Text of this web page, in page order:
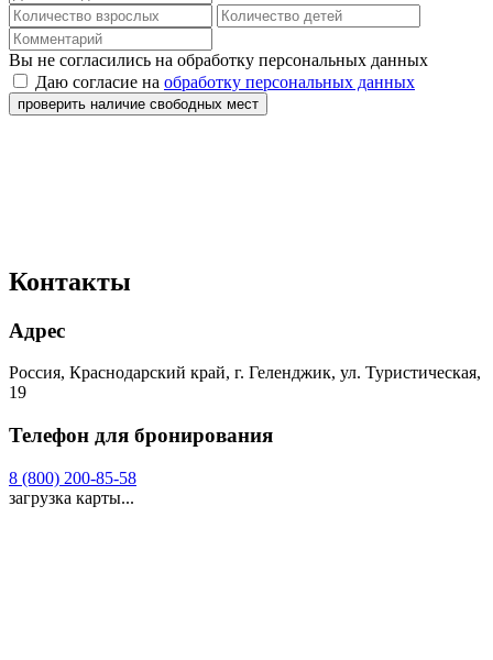
Вы не согласились на обработку персональных данных
Даю согласие на обработку персональных данных
проверить наличие свободных мест
Контакты
Адрес
Россия, Краснодарский край, г. Геленджик, ул. Туристическая,
19
Телефон для бронирования
8 (800) 200-85-58
загрузка карты...